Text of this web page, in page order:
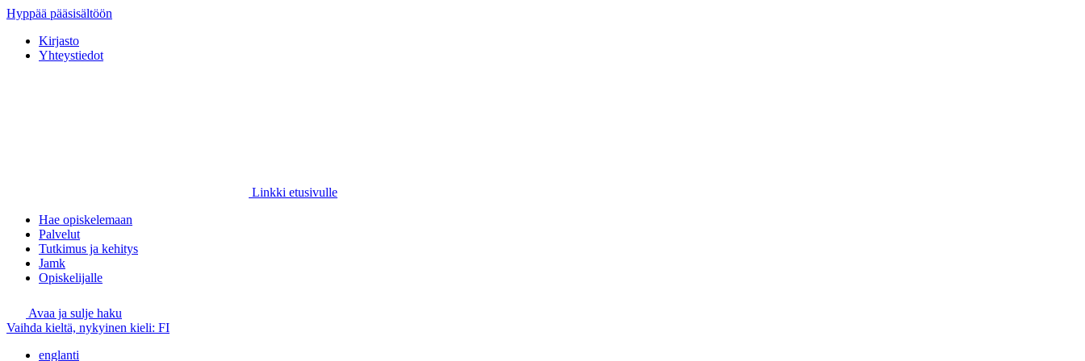
Hyppää pääsisältöön
Kirjasto
Yhteystiedot
Linkki etusivulle
Hae opiskelemaan
Palvelut
Tutkimus ja kehitys
Jamk
Opiskelijalle
Avaa ja sulje haku
Vaihda kieltä, nykyinen kieli: FI
englanti